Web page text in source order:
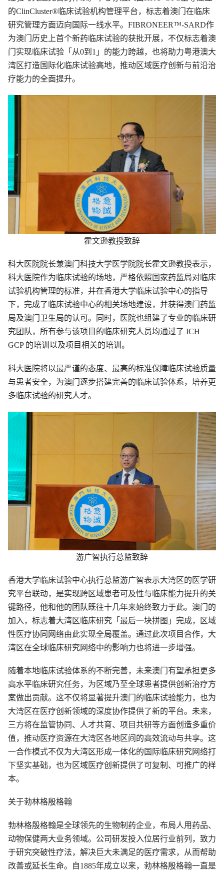
的ClinCluster®临床试验机构管理平台，标志着澳门在临床
研究管理方面迈向国际一线水平。FIBRONEER™-SARD作
为澳门历史上首个新药临床试验的获批开展，不仅标志着澳
门实现临床试验「从0到1」的能力跨越，也将助力粤港澳大
湾区打造国际化临床试验高地，推动区域医疗创新与前沿治
疗能力的全面提升。
霍文逊教授致辞
科大医院院长兼澳门科技大学医学院院长霍文逊教授表示，
科大医院作为临床试验的场地，严格依照国家药监局对临床
试验机构管理的标准，并在香港大学临床试验中心的指导
下，完成了临床试验中心的相关场地建设，并获得澳门药监
局及澳门卫生局的认可。同时，医院也组建了专业的临床研
究团队，所有参与该项目的临床研究人员均通过了 ICH
GCP 的培训以及项目相关的培训。
科大医院将以最严谨的态度、最高的标准保障临床试验质量
与患者安全，为澳门逐步搭建完善的临床试验体系，培养更
多临床试验的研究人才。
游广智执行总监致辞
香港大学临床试验中心执行总监游广智表示大湾区的医学研
究平台联动，是实现跨区域患者可及性与临床能力提升的关
键路径，他和他的团队既往十几年来始终致力于此。澳门的
加入，标志着大湾区临床研究「最后一块拼图」完成，区域
性医疗协同网络由此实现全局覆盖。通过此次项目合作，大
湾区在全球临床研究网络中的影响力也将进一步增强。
随着本地临床试验体系的不断完善，未来澳门有望承担更多
高水平临床研究任务，为区域乃至全球患者提供创新治疗方
案做出贡献。这不仅将显著提升澳门的临床试验能力，也为
大湾区在医疗创新领域的深度协作提供了新的平台。未来，
三方将在监管协同、人才共育、项目共研等方面创造多重价
值，推动医疗资源在大湾区各地区间的高效流动与共享。这
一合作模式不仅为大湾区形成一体化的国际临床研究网络打
下坚实基础，也为区域医疗创新提供了可复制、可推广的样
本。
关于勃林格殷格翰
勃林格殷格翰是全球领先的生物制药企业，布局人用药品、
动物保健两大业务领域。公司研发投入位居行业前列，致力
于研究突破性疗法，解决巨大未满足的医疗需求，从而帮助
改善或延长生命。自1885年成立以来，勃林格殷格翰一直是